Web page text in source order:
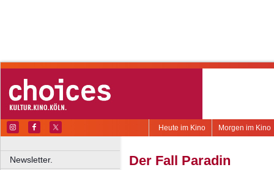
Morgen im Kino
Heute im Kino
Newsletter.
Der Fall Paradin